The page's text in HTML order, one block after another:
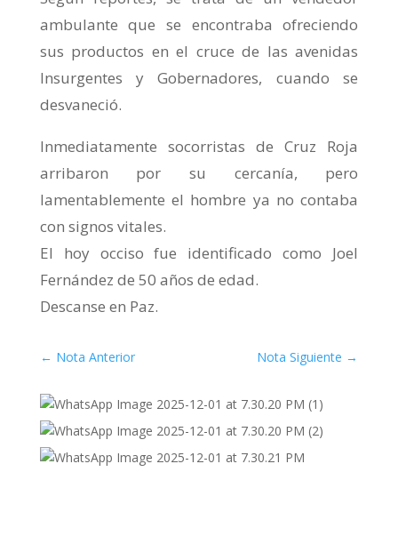
ambulante que se encontraba ofreciendo
sus productos en el cruce de las avenidas
Insurgentes y Gobernadores, cuando se
desvaneció.
Inmediatamente socorristas de Cruz Roja
arribaron por su cercanía, pero
lamentablemente el hombre ya no contaba
con signos vitales.
El hoy occiso fue identificado como Joel
Fernández de 50 años de edad.
Descanse en Paz.
← Nota Anterior Nota Siguiente →